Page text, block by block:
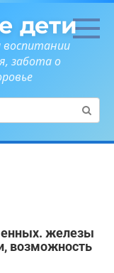
дети
забота о
железы
возможность